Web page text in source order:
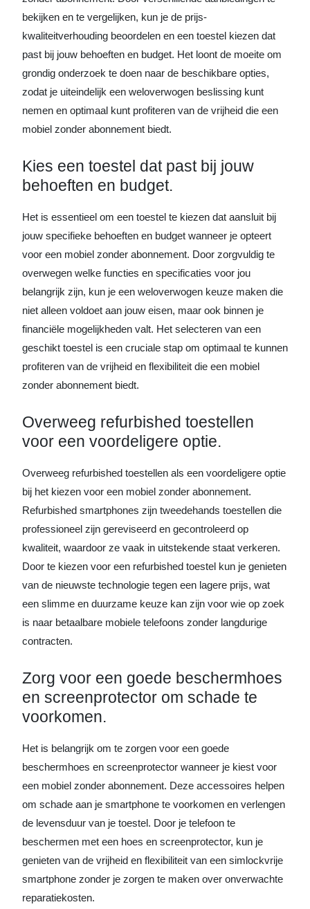
bekijken en te vergelijken, kun je de prijs-
kwaliteitverhouding beoordelen en een toestel kiezen dat
past bij jouw behoeften en budget. Het loont de moeite om
grondig onderzoek te doen naar de beschikbare opties,
zodat je uiteindelijk een weloverwogen beslissing kunt
nemen en optimaal kunt profiteren van de vrijheid die een
mobiel zonder abonnement biedt.
Kies een toestel dat past bij jouw
behoeften en budget.
Het is essentieel om een toestel te kiezen dat aansluit bij
jouw specifieke behoeften en budget wanneer je opteert
voor een mobiel zonder abonnement. Door zorgvuldig te
overwegen welke functies en specificaties voor jou
belangrijk zijn, kun je een weloverwogen keuze maken die
niet alleen voldoet aan jouw eisen, maar ook binnen je
financiële mogelijkheden valt. Het selecteren van een
geschikt toestel is een cruciale stap om optimaal te kunnen
profiteren van de vrijheid en flexibiliteit die een mobiel
zonder abonnement biedt.
Overweeg refurbished toestellen
voor een voordeligere optie.
Overweeg refurbished toestellen als een voordeligere optie
bij het kiezen voor een mobiel zonder abonnement.
Refurbished smartphones zijn tweedehands toestellen die
professioneel zijn gereviseerd en gecontroleerd op
kwaliteit, waardoor ze vaak in uitstekende staat verkeren.
Door te kiezen voor een refurbished toestel kun je genieten
van de nieuwste technologie tegen een lagere prijs, wat
een slimme en duurzame keuze kan zijn voor wie op zoek
is naar betaalbare mobiele telefoons zonder langdurige
contracten.
Zorg voor een goede beschermhoes
en screenprotector om schade te
voorkomen.
Het is belangrijk om te zorgen voor een goede
beschermhoes en screenprotector wanneer je kiest voor
een mobiel zonder abonnement. Deze accessoires helpen
om schade aan je smartphone te voorkomen en verlengen
de levensduur van je toestel. Door je telefoon te
beschermen met een hoes en screenprotector, kun je
genieten van de vrijheid en flexibiliteit van een simlockvrije
smartphone zonder je zorgen te maken over onverwachte
reparatiekosten.